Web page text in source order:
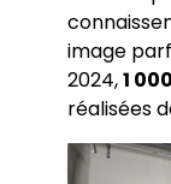
image
2024,1
réalisées